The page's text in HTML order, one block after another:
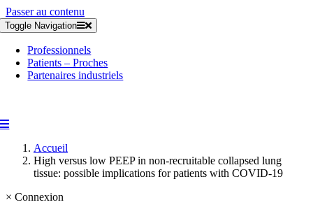
Passer au contenu
Toggle Navigation
Professionnels
Patients – Proches
Partenaires industriels
Accueil
High versus low PEEP in non-recruitable collapsed lung
tissue: possible implications for patients with COVID-19
× Connexion